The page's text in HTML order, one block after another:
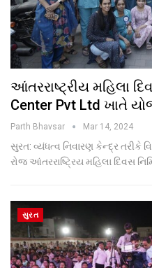
આંતરરાષ્ટ્રીય મહિલા
Center Pvt Ltd ખાતે
Parth Bhavsar Mar 14, 2024
સુરત: વ્યંધત્વ નિવારણ કેન્દ્ર તરીકે
રોજ આંતરરાષ્ટ્રિય મહિલા દિવસ
સુરત